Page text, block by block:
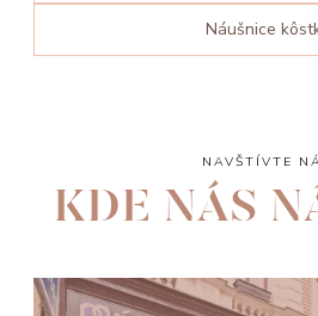
Náušnice
NAVŠTÍVTE
KDE NÁS